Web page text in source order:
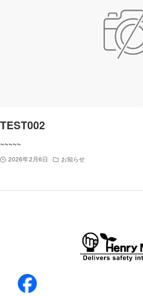
TEST002
~~~~~
2026年2月6日 お知らせ